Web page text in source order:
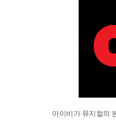
아이비가 뮤지컬의